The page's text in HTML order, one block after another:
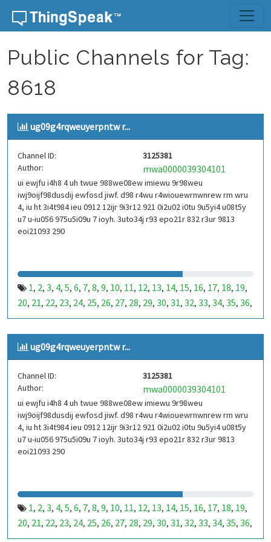
Skip to content
Public Channels for Tag:
8618
ug09g4rqweuyerpntw r...
Channel ID:
3125381
Author:
mwa0000039304101
ui ewjfu i4h8 4 uh twue 988we08ew imiewu 9r98weu
iwj9oijf98dusdij ewfosd jiwf. d98 r4wu r4wiouewrnwnrew rm wru
4, iu ht 3i4t984 ieu 0912 12ijr 9i3r12 921 0i2u02 i0tu 9u5yi4 u08t5y
u7 u-iu056 975u5i09u 7 ioyh. 3uto34j r93 epo21r 832 r3ur 9813
eoi21093 290
1, 2, 3, 4, 5, 6, 7, 8, 9, 10, 11, 12, 13, 14, 15, 16, 17, 18, 19,
20, 21, 22, 23, 24, 25, 26, 27, 28, 29, 30, 31, 32, 33, 34, 35, 36,
37,38,39,40,41,42,43,44,45,46,47,48,49,50,51,52,53,
99,100,101,102,103,104,105,106,107,108,109,110,
111,112,113,114,115,116,
123,124,125,126,127,128,129,130,131,132,133,134,
135,136,137 141,142,143
147,148 153,154,155,156,157,158
159,160,161,162,163,164,165 ,166,167,168,
171 ,172,173 ,174,175,176,177,178,179 ,180,181 ,182,
183,184,185,186, 187,188,189 ,190,191,192,193,194
195,196 ,197
231,232,233,234,235,236,237,238,239,
243, 244, 245, 246, 247,248,249,250 ,251,252, 253 ,254,
255 ,256,257, 258,259,260,261,262,263 ,264,265 , 266
ug09g4rqweuyerpntw r...
Channel ID:
3125381
Author:
mwa0000039304101
ui ewjfu i4h8 4 uh twue 988we08ew imiewu 9r98weu
iwj9oijf98dusdij ewfosd jiwf. d98 r4wu r4wiouewrnwnrew rm wru
4, iu ht 3i4t984 ieu 0912 12ijr 9i3r12 921 0i2u02 i0tu 9u5yi4 u08t5y
u7 u-iu056 975u5i09u 7 ioyh. 3uto34j r93 epo21r 832 r3ur 9813
eoi21093 290
1, 2, 3, 4, 5, 6, 7, 8, 9, 10, 11, 12, 13, 14, 15, 16, 17, 18, 19,
20, 21, 22, 23, 24, 25, 26, 27, 28, 29, 30, 31, 32, 33, 34, 35, 36,
37,38,39,40,41,42,43,44,45,46,47,48,49,50,51,52,53,